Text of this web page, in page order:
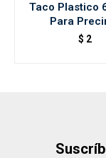
Taco Plastico
Para
$ 2